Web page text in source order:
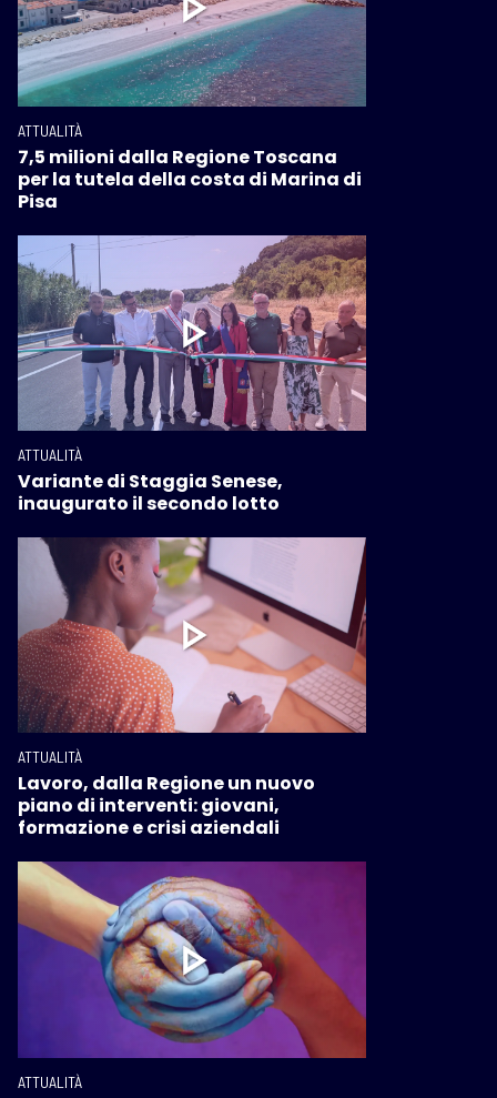
ATTUALITÀ
7,5 milioni dalla Regione Toscana
per la tutela della costa di Marina di
Pisa
ATTUALITÀ
Variante di Staggia Senese,
inaugurato il secondo lotto
ATTUALITÀ
Lavoro, dalla Regione un nuovo
piano di interventi: giovani,
formazione e crisi aziendali
ATTUALITÀ